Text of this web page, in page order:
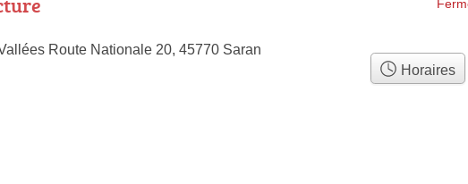
Route Nationale 20, 45770 Saran
Horaires